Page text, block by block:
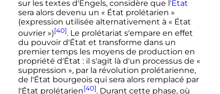
sur les textes d'Engels, considère que l'État
sera alors devenu un « État prolétarien »
(expression utilisée alternativement à « État
ouvrier »)[40]. Le prolétariat s'empare en effet
du pouvoir d'État et transforme dans un
premier temps les moyens de production en
propriété d'État : il s'agit là d'un processus de «
suppression », par la révolution prolétarienne,
de l'État bourgeois qui sera alors remplacé par
l'État prolétarien[40]. Durant cette phase, où